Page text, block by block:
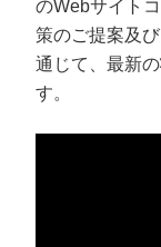
のWebサイト
策のご提案及
通じて、最新
す。